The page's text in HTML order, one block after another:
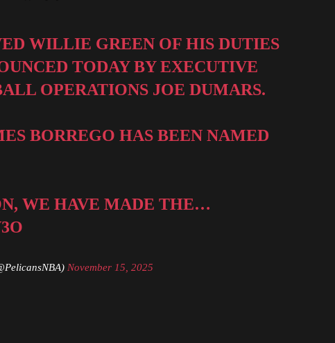
WILLIE GREEN OF HIS DUTIES
TODAY BY EXECUTIVE
OPERATIONS JOE DUMARS.
BORREGO HAS BEEN NAMED
WE HAVE MADE THE…
November 15, 2025